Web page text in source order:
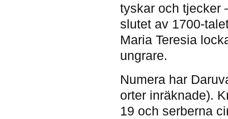
tyskar och tjecker
slutet av 1700-
Maria Teresia
ungrare.
Numera har
orter inräknade).
19 och serberna